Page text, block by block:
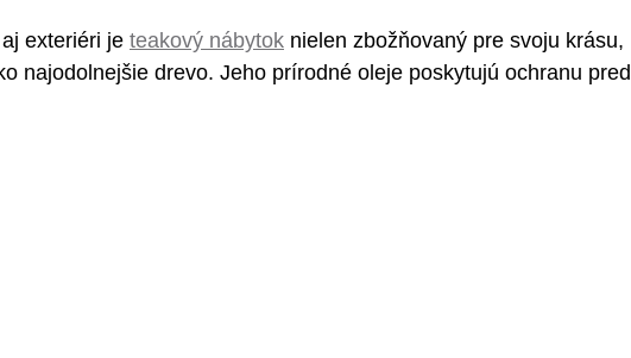
exteriéri je teakový nábytok nielen zbožňovaný pre svoju krásu,
najodolnejšie drevo. Jeho prírodné oleje poskytujú ochranu pred